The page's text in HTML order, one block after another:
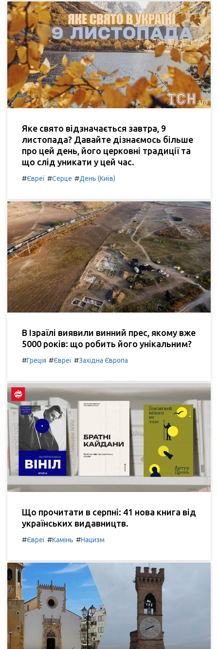
Яке свято відзначається завтра, 9
листопада? Давайте дізнаємось більше
про цей день, його церковні традиції та
що слід уникати у цей час.
#Євреї #Серце #День (Київ)
В Ізраїлі виявили винний прес, якому вже
5000 років: що робить його унікальним?
#Греція #Євреї #Західна Європа
Що прочитати в серпні: 41 нова книга від
українських видавництв.
#Євреї #Камінь #Нацизм